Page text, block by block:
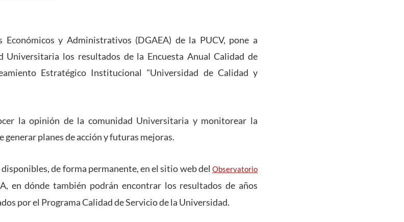
Económicos y Administrativos (DGAEA) de la PUCV, pone a
Universitaria los resultados de la Encuesta Anual Calidad de
Estratégico Institucional "Universidad de Calidad y
la opinión de la comunidad Universitaria y monitorear la
generar planes de acción y futuras mejoras.
de forma permanente, en el sitio web del Observatorio
en dónde también podrán encontrar los resultados de años
por el Programa Calidad de Servicio de la Universidad.